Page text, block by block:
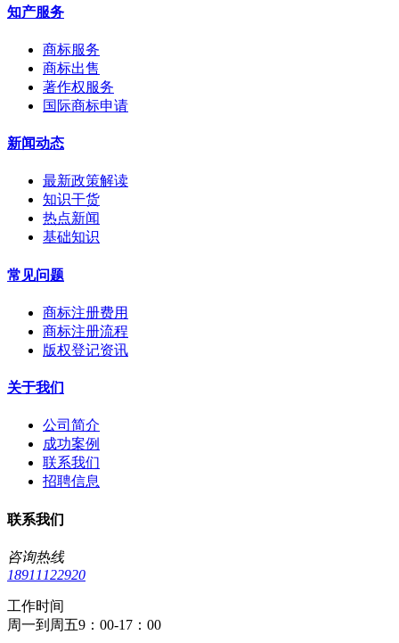
知产服务
商标服务
商标出售
著作权服务
国际商标申请
新闻动态
最新政策解读
知识干货
热点新闻
基础知识
常见问题
商标注册费用
商标注册流程
版权登记资讯
关于我们
公司简介
成功案例
联系我们
招聘信息
联系我们
咨询热线
18911122920
工作时间
周一到周五9：00-17：00